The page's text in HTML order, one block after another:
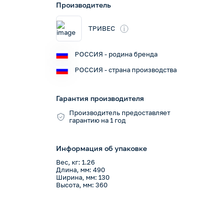
Производитель
ТРИВЕС i
РОССИЯ - родина бренда
РОССИЯ - страна производства
Гарантия производителя
Производитель предоставляет
гарантию на 1 год
Информация об упаковке
Вес, кг: 1.26
Длина, мм: 490
Ширина, мм: 130
Высота, мм: 360